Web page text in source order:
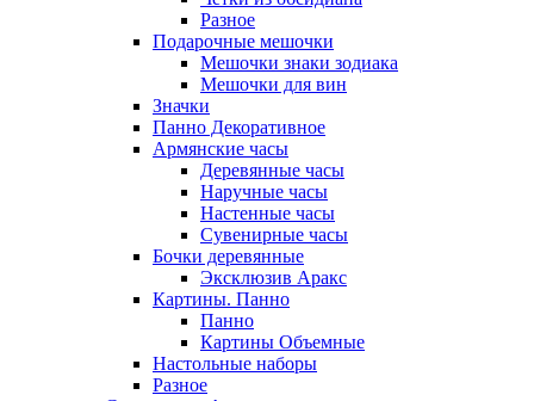
Разное
Подарочные мешочки
Мешочки знаки зодиака
Мешочки для вин
Значки
Панно Декоративное
Армянские часы
Деревянные часы
Наручные часы
Настенные часы
Сувенирные часы
Бочки деревянные
Эксклюзив Аракс
Картины. Панно
Панно
Картины Объемные
Настольные наборы
Разное